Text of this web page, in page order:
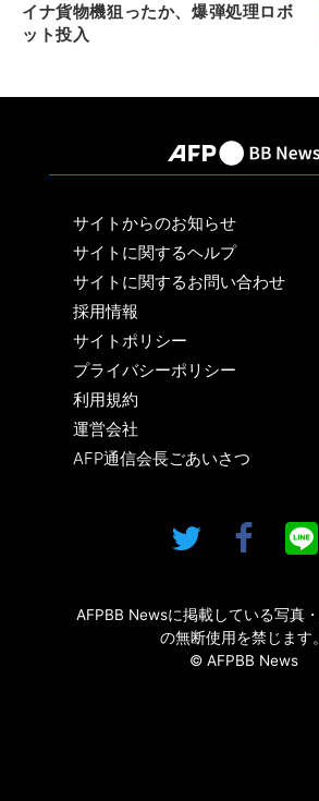
イナ貨物機狙ったか、爆弾処理ロボ
ット投入
サイトからのお知らせ
サイトに関するヘルプ
サイトに関するお問い合わせ
採用情報
サイトポリシー
プライバシーポリシー
利用規約
運営会社
AFP通信会長ごあいさつ
AFPBB Newsに掲載している写真
の無断使用を禁じます。
© AFPBB News